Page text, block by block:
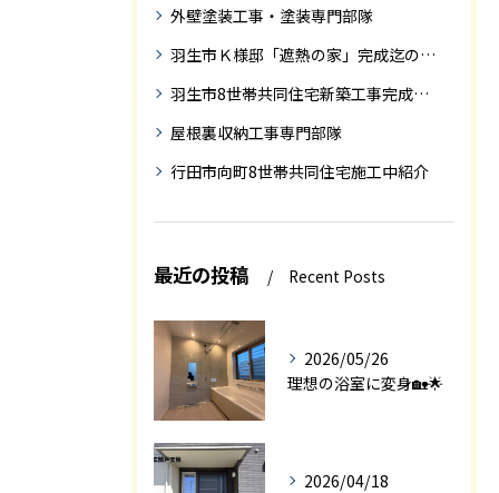
外壁塗装工事・塗装専門部隊
羽生市Ｋ様邸「遮熱の家」完成迄の紹介です
羽生市8世帯共同住宅新築工事完成迄の紹介
屋根裏収納工事専門部隊
行田市向町8世帯共同住宅施工中紹介
最近の投稿 Recent Posts
2026/05/26
理想の浴室に変身🏡🌟
2026/04/18